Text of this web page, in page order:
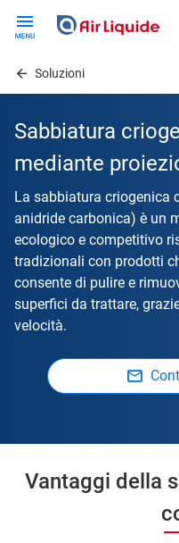
contentSoluzioni
Sabbiatura
mediante
La sabbiatura criogenica
anidride carbonica) è un
ecologico e competitivo
tradizionali con prodotti
consente di pulire e
superfici da trattare,
velocità.
Vantaggi della